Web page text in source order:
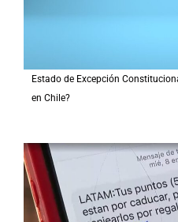
Estado de Excepción
en Chile?